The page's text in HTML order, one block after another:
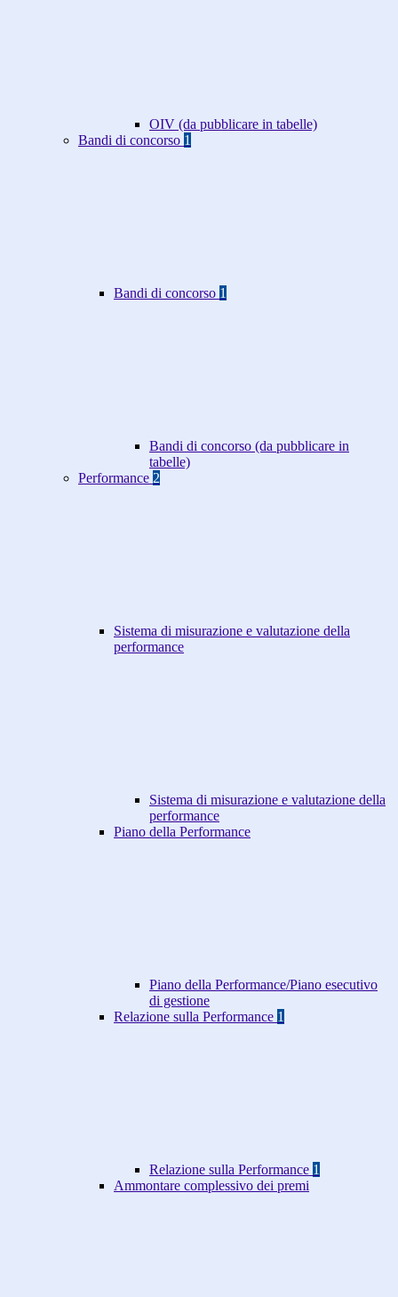
OIV (da pubblicare in tabelle)
Bandi di concorso 1
Bandi di concorso 1
Bandi di concorso (da pubblicare in
tabelle)
Performance 2
Sistema di misurazione e valutazione della
performance
Sistema di misurazione e valutazione della
performance
Piano della Performance
Piano della Performance/Piano esecutivo
di gestione
Relazione sulla Performance 1
Relazione sulla Performance 1
Ammontare complessivo dei premi